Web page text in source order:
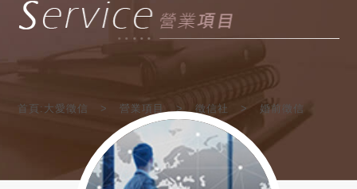
首頁:大愛徵信 營業項目 徵信社 婚前徵信